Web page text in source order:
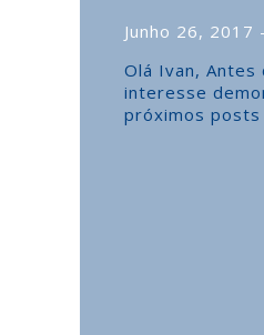
Junho 26, 2017
Olá Ivan, Antes
interesse
próximos posts